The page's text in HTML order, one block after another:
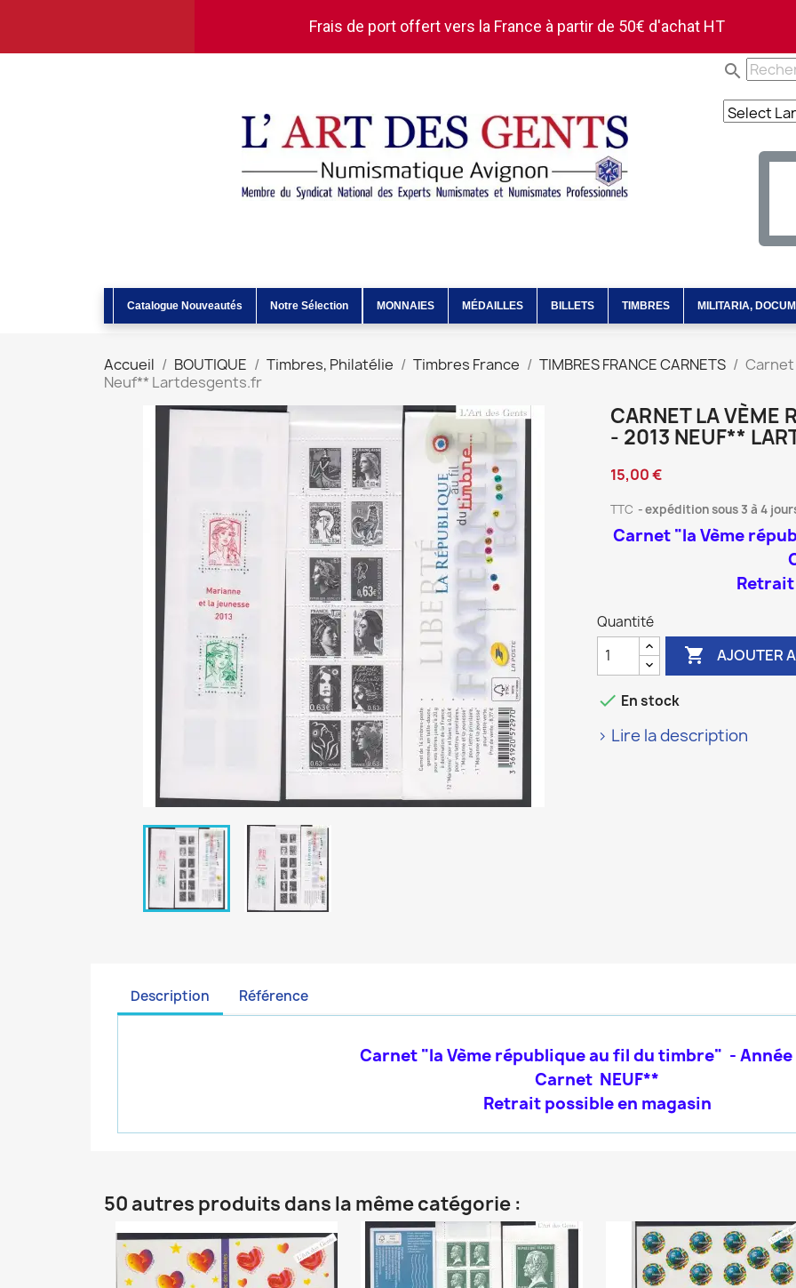
Frais de port offert vers la France à partir de 50€ d'achat HT
search
Catalogue Nouveautés Notre Sélection MONNAIES MÉDAILLES BILLETS TIMBRES MILITARIA,
Accueil BOUTIQUE Timbres, Philatélie Timbres France TIMBRES FRANCE CARNETS
Carnet
Neuf** Lartdesgents.fr
CARNET LA VÈME
- 2013 NEUF**
15,00 €
TTC expédition sous 3 à 4
Carnet "la Vème
Quantité
 AJOUTER
 En stock
> Lire la description
Description Référence
Carnet "la Vème république au fil du timbre" - Année
Carnet NEUF**
Retrait possible en magasin
50 autres produits dans la même catégorie :